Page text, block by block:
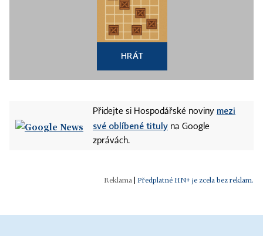
HRÁT
Přidejte si Hospodářské noviny mezi
své oblíbené tituly na Google
zprávách.
Předplatné HN+ je zcela bez reklam.